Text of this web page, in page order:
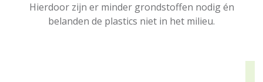
Hierdoor zijn er minder grondstoffen nodig én
belanden de plastics niet in het milieu.